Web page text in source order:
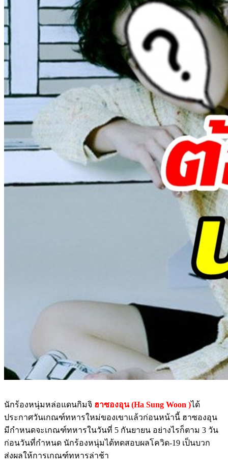
นักร้องหนุ่มหล่อแดนกิมจิ ฮาซองอุน (Ha Sung Woon )ได้
ประกาศวันเกณฑ์ทหารใหม่ของเขาแล้วก่อนหน้านี้ ฮาซองอุน
มีกำหนดจะเกณฑ์ทหารในวันที่ 5 กันยายน อย่างไรก็ตาม 3 วัน
ก่อนวันที่กำหนด นักร้องหนุ่มได้ทดสอบผลโควิด-19 เป็นบวก
ส่งผลให้การเกณฑ์ทหารล่าช้า